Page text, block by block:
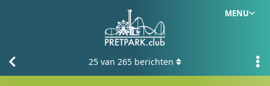
MENU
25 van 265 berichten